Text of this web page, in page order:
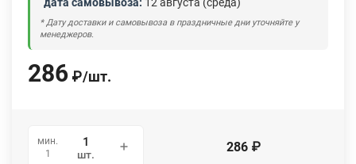
* Дату доставки и самовывоза в праздничные дни уточняйте у
менеджеров.
286 ₽/шт.
мин.
1
шт. 286 ₽